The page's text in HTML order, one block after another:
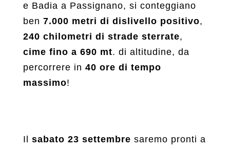
e Badia a Passignano, si conteggiano
ben 7.000 metri di dislivello positivo,
240 chilometri di strade sterrate,
cime fino a 690 mt. di altitudine, da
percorrere in 40 ore di tempo
massimo!
Il sabato 23 settembre saremo pronti a